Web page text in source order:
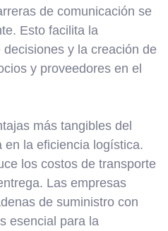
de comunicación se
Esto facilita la
y la creación de
y proveedores en el
más tangibles del
en la eficiencia logística.
los costos de transporte
Las empresas
de suministro con
esencial para la